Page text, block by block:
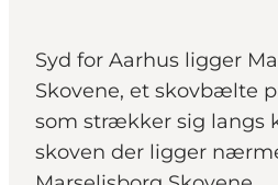
Syd for Aarhus ligger
Skovene, et skovbælte
som strækker sig langs
skoven der ligger